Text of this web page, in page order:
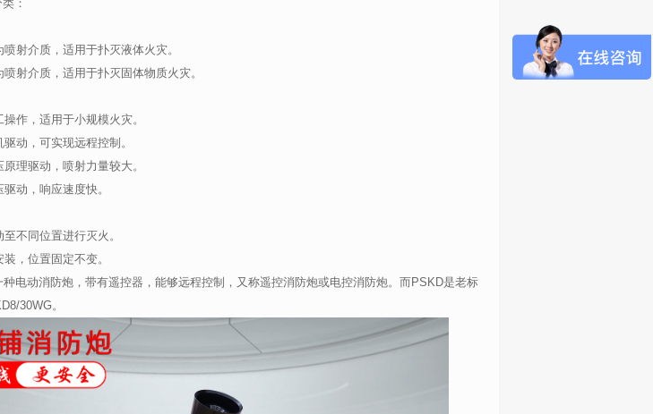
：
射介质，适用于扑灭液体火灾。
射介质，适用于扑灭固体物质火灾。
作，适用于小规模火灾。
动，可实现远程控制。
理驱动，喷射力量较大。
动，响应速度快。
不同位置进行灭火。
，位置固定不变。
种电动消防炮，带有遥控器，能够远程控制，又称遥控消防炮或电控消防炮。而PSKD是老标
30WG。